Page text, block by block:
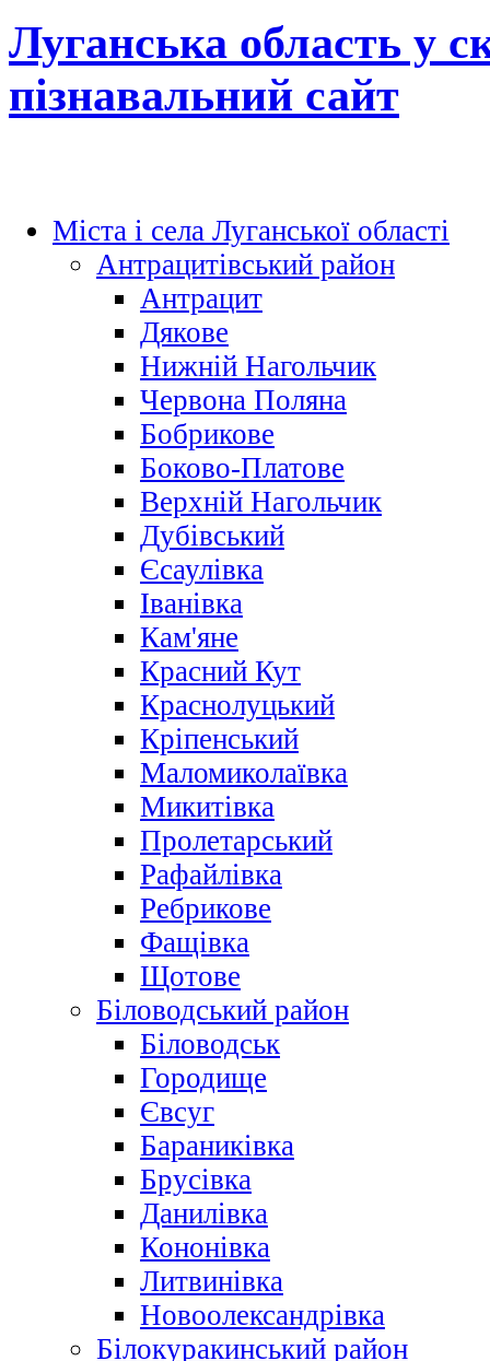
Луганська область у
пізнавальний сайт
Міста і села Луганської області
Антрацитівський район
Антрацит
Дякове
Нижній Нагольчик
Червона Поляна
Бобрикове
Боково-Платове
Верхній Нагольчик
Дубівський
Єсаулівка
Іванівка
Кам'яне
Красний Кут
Краснолуцький
Кріпенський
Маломиколаївка
Микитівка
Пролетарський
Рафайлівка
Ребрикове
Фащівка
Щотове
Біловодський район
Біловодськ
Городище
Євсуг
Бараниківка
Брусівка
Данилівка
Кононівка
Литвинівка
Новоолександрівка
Білокуракинський район